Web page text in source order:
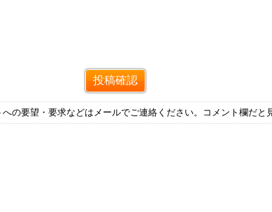
要望・要求などはメールでご連絡ください。コメント欄だと